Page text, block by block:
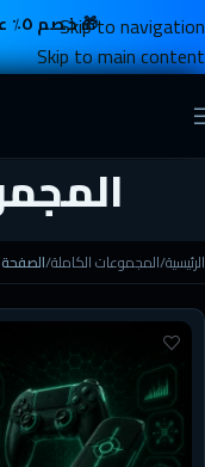
🎁 خصم ٥٪ على أول طلب — استخدم كود
Skip to navigation
Skip to main content
الرئيسية/المجموعات الكاملة/الصفحة 2